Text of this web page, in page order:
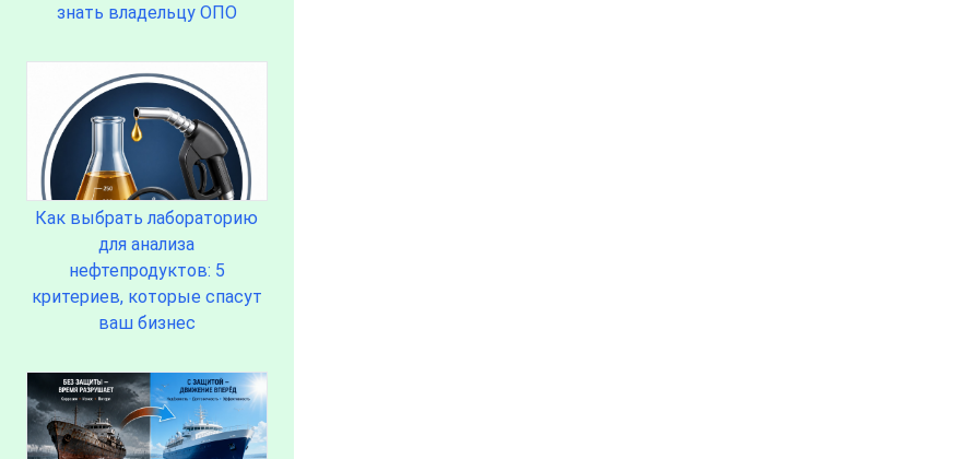
знать владельцу ОПО
Как выбрать лабораторию
для анализа
нефтепродуктов: 5
критериев, которые спасут
ваш бизнес